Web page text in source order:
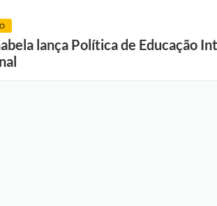
lança Política de Educação